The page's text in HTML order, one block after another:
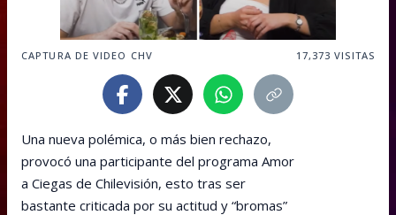
CAPTURA DE VIDEO CHV 17,373 VISITAS
Una nueva polémica, o más bien rechazo,
provocó una participante del programa Amor
a Ciegas de Chilevisión, esto tras ser
bastante criticada por su actitud y “bromas”